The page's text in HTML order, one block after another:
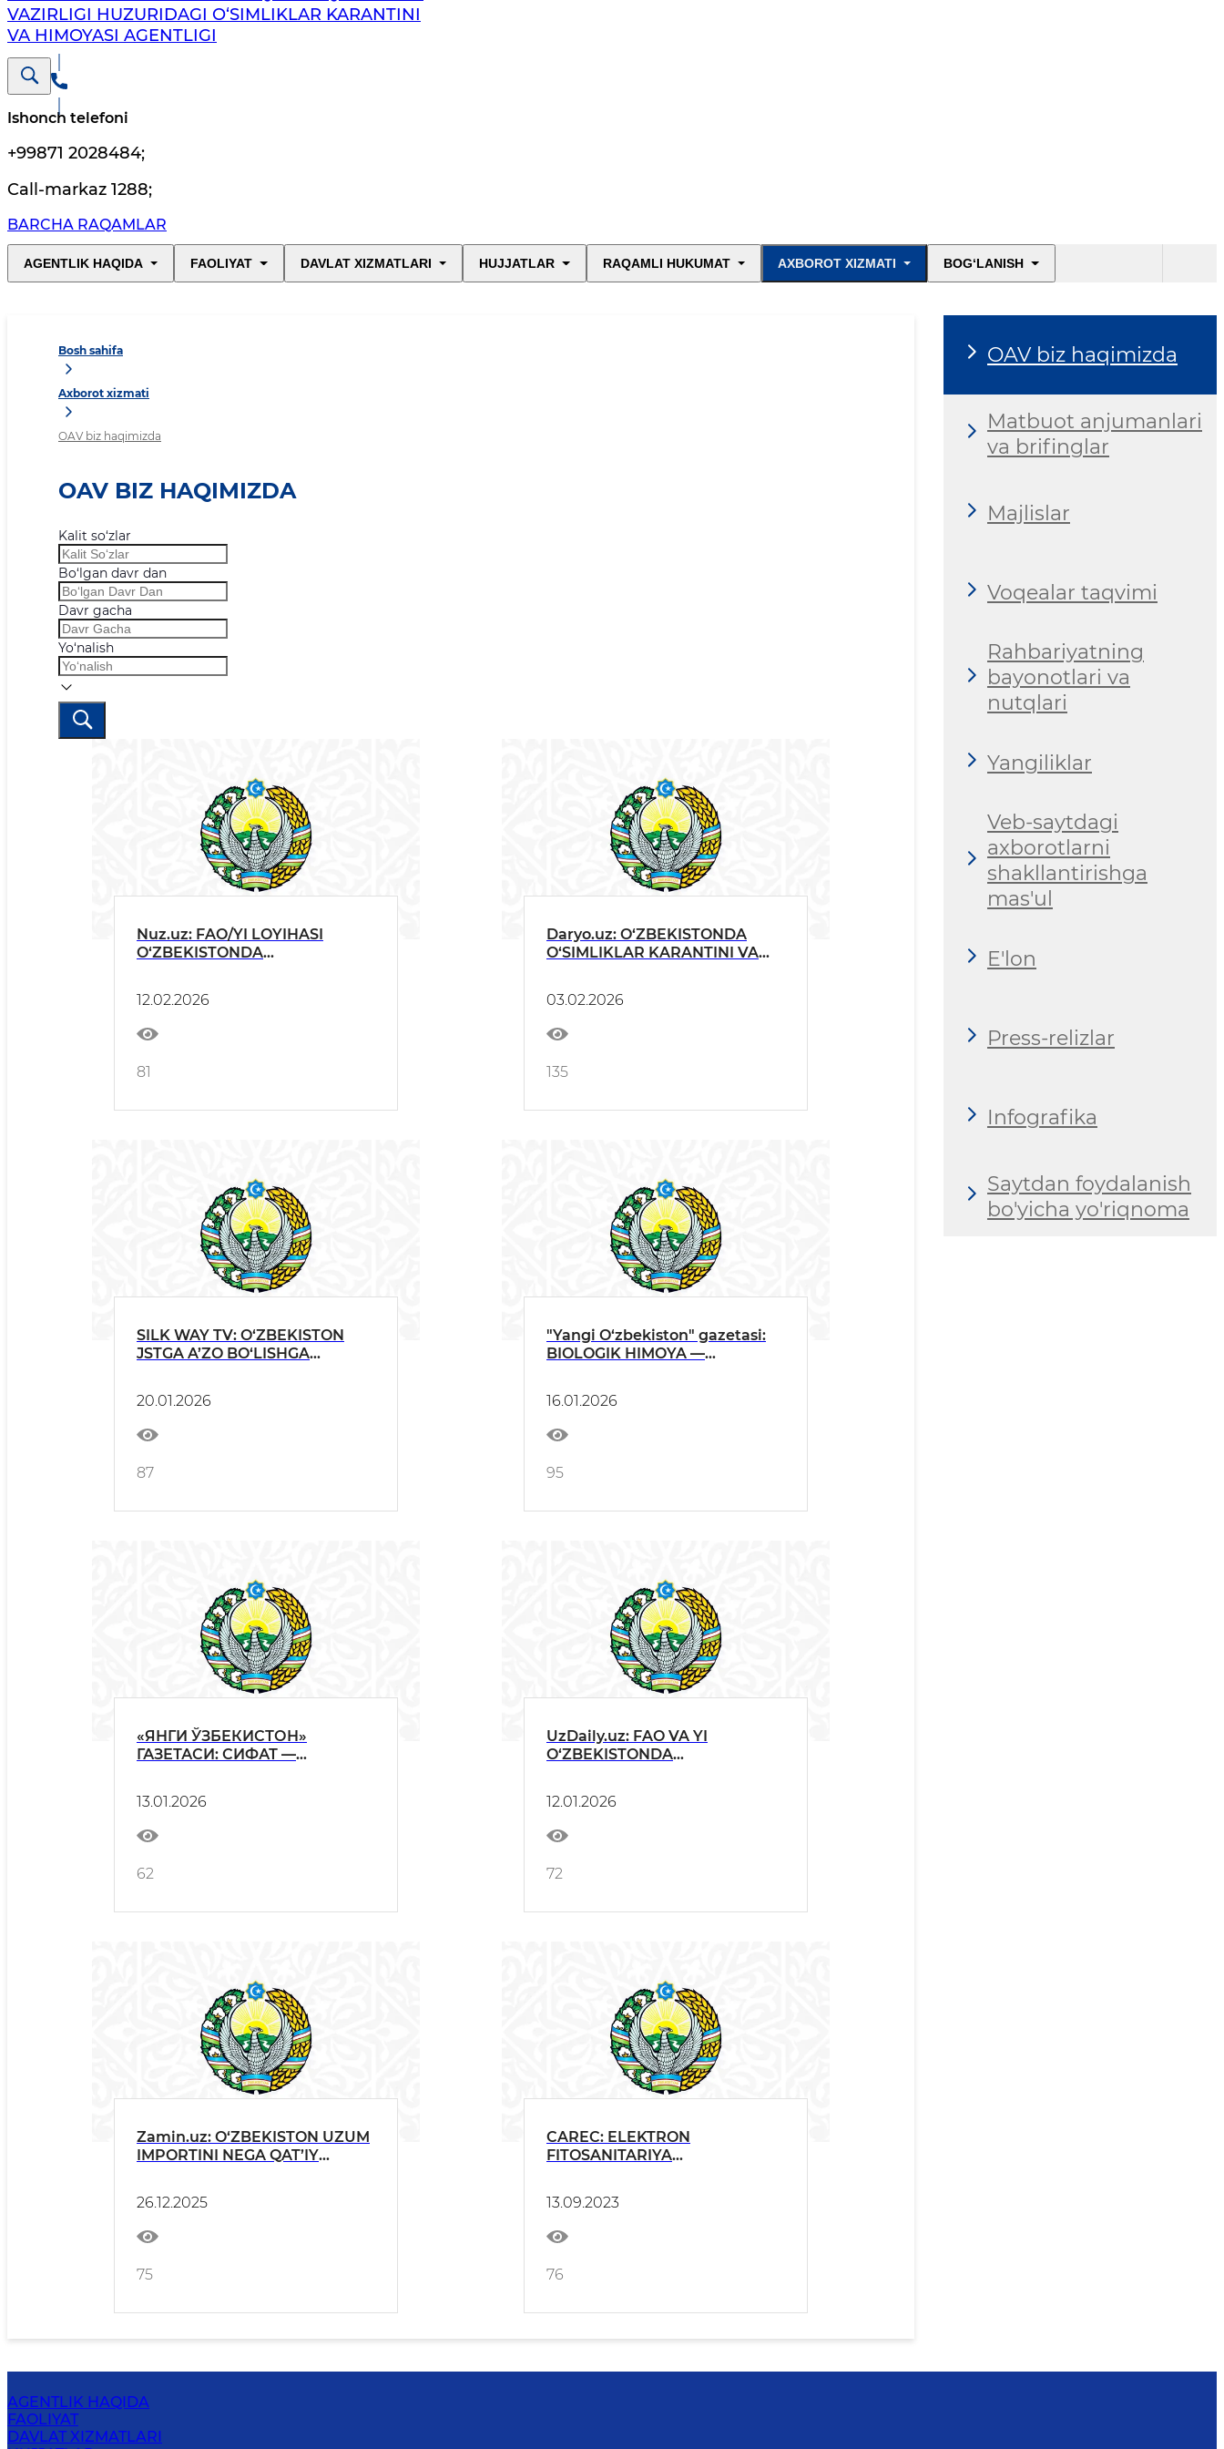
VAZIRLIGI HUZURIDAGI O‘SIMLIKLAR KARANTINI
VA HIMOYASI AGENTLIGI
Ishonch telefoni
+99871 2028484;
Call-markaz 1288;
BARCHA RAQAMLAR
AGENTLIK HAQIDA FAOLIYAT DAVLAT XIZMATLARI HUJJATLAR RAQAMLI HUKUMAT AXBOROT XIZMATI BOG‘LANISH
Bosh sahifa
Axborot xizmati
OAV biz haqimizda
OAV BIZ HAQIMIZDA
Kalit so‘zlar
Bo‘lgan davr dan
Davr gacha
Yo‘nalish
Nuz.uz: FAO/YI LOYIHASI
O‘ZBEKISTONDA
BO‘YICHA TRENERLARNI
TAYYORLAMOQDA
12.02.2026
81
Daryo.uz: O‘ZBEKISTONDA
O‘SIMLIKLAR KARANTINI VA
03.02.2026
135
SILK WAY TV: O‘ZBEKISTON
JSTGA A’ZO BO‘LISHGA
20.01.2026
87
"Yangi O‘zbekiston" gazetasi:
BIOLOGIK HIMOYA —
16.01.2026
95
«ЯНГИ ЎЗБЕКИСТОН»
ГАЗЕТАСИ: СИФАТ —
13.01.2026
62
UzDaily.uz: FAO VA YI
O‘ZBEKISTONDA
TRENERLARNI
TAYYORLAMOQDA
12.01.2026
72
Zamin.uz: O‘ZBEKISTON UZUM
IMPORTINI NEGA QAT’IY
26.12.2025
75
CAREC: ELEKTRON
FITOSANITARIYA
13.09.2023
76
OAV biz haqimizda
Matbuot anjumanlari
va brifinglar
Majlislar
Voqealar taqvimi
Rahbariyatning
bayonotlari va
nutqlari
Yangiliklar
Veb-saytdagi
axborotlarni
shakllantirishga
mas'ul
E'lon
Press-relizlar
Infografika
Saytdan foydalanish
bo'yicha yo'riqnoma
AGENTLIK HAQIDA
FAOLIYAT
DAVLAT XIZMATLARI